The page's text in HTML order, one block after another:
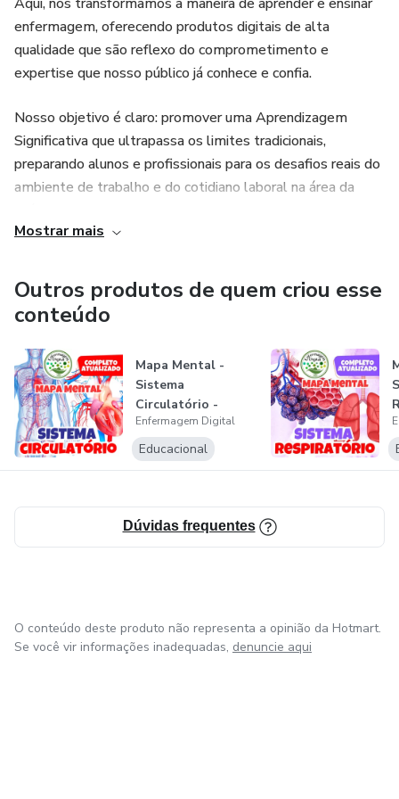
enfermagem, oferecendo produtos digitais de alta
qualidade que são reflexo do comprometimento e
expertise que nosso público já conhece e confia.
Nosso objetivo é claro: promover uma Aprendizagem
Significativa que ultrapassa os limites tradicionais,
preparando alunos e profissionais para os desafios reais do
ambiente de trabalho e do cotidiano laboral na área da
aplicabilidade do conhecimento, garantindo que cada
efetivamente aplicado, promovendo assim um impacto
real na vida profissional de nossos alunos.
O que Oferecemos?
Cursos Online: Conteúdos do básico ao avançado, com
flexibilidade total de aprendizado.
E-books: Guias práticos e manuais de procedimentos
Webinars: Sessões interativas com especialistas.
Por Que Nos Escolher?
Mostrar mais
Outros produtos de quem criou esse
conteúdo
Mapa Mental -
Sistema
Circulatório -
Enfermagem
Digital
Enfermagem Digital
Educacional
Dúvidas frequentes
O conteúdo deste produto não representa a opinião da Hotmart.
Se você vir informações inadequadas, denuncie aqui